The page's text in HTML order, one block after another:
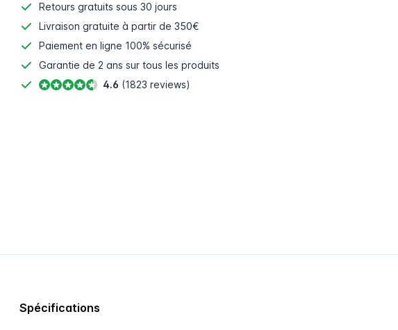
Retours gratuits sous 30 jours
Livraison gratuite à partir de 350€
Paiement en ligne 100% sécurisé
Garantie de 2 ans sur tous les produits
4.6 (1823 reviews)
Spécifications